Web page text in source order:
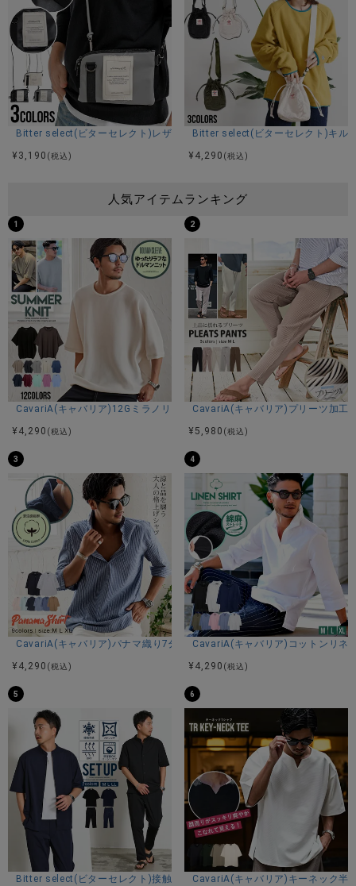
Bitter select(ビターセレクト)レザータッチウォレットショルダーポーチ/
¥ 3,190 (税込)
Bitter select(ビターセレクト)キル
¥ 4,290 (税込)
人気アイテムランキング
1
CavariA(キャバリア)12Gミラノリブクルーネックドルマンハーフスリー
¥ 4,290 (税込)
2
CavariA(キャバリア)プリーツ加工
¥ 5,980 (税込)
3
CavariA(キャバリア)パナマ織り7分袖カプリシャツ/全9色
¥ 4,290 (税込)
4
CavariA(キャバリア)コットンリネ
¥ 4,290 (税込)
5
Bitter select(ビターセレクト)接触冷感スーパーストレッチバンドカラー
6
CavariA(キャバリア)キーネック半